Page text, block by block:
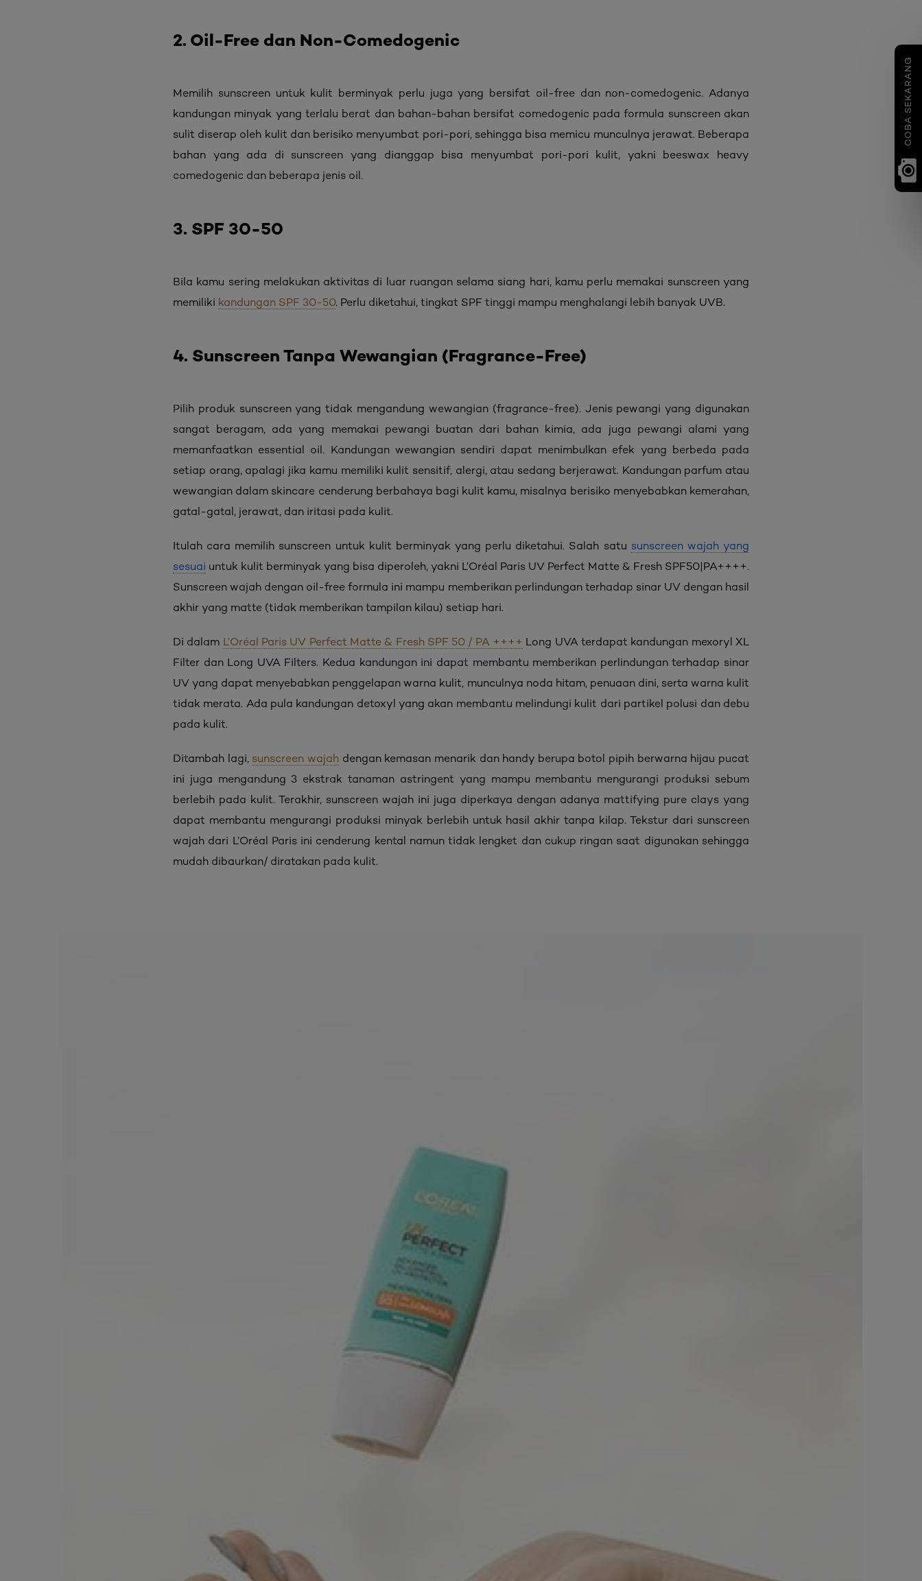
COBA SEKARANG
2. Oil-Free dan Non-Comedogenic
Memilih sunscreen untuk kulit berminyak perlu juga yang bersifat oil-free dan non-comedogenic. Adanya
kandungan minyak yang terlalu berat dan bahan-bahan bersifat comedogenic pada formula sunscreen akan
sulit diserap oleh kulit dan berisiko menyumbat pori-pori, sehingga bisa memicu munculnya jerawat. Beberapa
bahan yang ada di sunscreen yang dianggap bisa menyumbat pori-pori kulit, yakni beeswax heavy
comedogenic dan beberapa jenis oil.
3. SPF 30-50
Bila kamu sering melakukan aktivitas di luar ruangan selama siang hari, kamu perlu memakai sunscreen yang
memiliki kandungan SPF 30-50. Perlu diketahui, tingkat SPF tinggi mampu menghalangi lebih banyak UVB.
4. Sunscreen Tanpa Wewangian (Fragrance-Free)
Pilih produk sunscreen yang tidak mengandung wewangian (fragrance-free). Jenis pewangi yang digunakan
sangat beragam, ada yang memakai pewangi buatan dari bahan kimia, ada juga pewangi alami yang
memanfaatkan essential oil. Kandungan wewangian sendiri dapat menimbulkan efek yang berbeda pada
setiap orang, apalagi jika kamu memiliki kulit sensitif, alergi, atau sedang berjerawat. Kandungan parfum atau
wewangian dalam skincare cenderung berbahaya bagi kulit kamu, misalnya berisiko menyebabkan kemerahan,
gatal-gatal, jerawat, dan iritasi pada kulit.
Itulah cara memilih sunscreen untuk kulit berminyak yang perlu diketahui. Salah satu sunscreen wajah yang
sesuai untuk kulit berminyak yang bisa diperoleh, yakni L’Oréal Paris UV Perfect Matte & Fresh SPF50|PA++++.
Sunscreen wajah dengan oil-free formula ini mampu memberikan perlindungan terhadap sinar UV dengan hasil
akhir yang matte (tidak memberikan tampilan kilau) setiap hari.
Di dalam L’Oréal Paris UV Perfect Matte & Fresh SPF 50 / PA ++++ Long UVA terdapat kandungan mexoryl XL
Filter dan Long UVA Filters. Kedua kandungan ini dapat membantu memberikan perlindungan terhadap sinar
UV yang dapat menyebabkan penggelapan warna kulit, munculnya noda hitam, penuaan dini, serta warna kulit
tidak merata. Ada pula kandungan detoxyl yang akan membantu melindungi kulit dari partikel polusi dan debu
pada kulit.
Ditambah lagi, sunscreen wajahdengan kemasan menarik dan handy berupa botol pipih berwarna hijau pucat
ini juga mengandung 3 ekstrak tanaman astringent yang mampu membantu mengurangi produksi sebum
berlebih pada kulit. Terakhir, sunscreen wajah ini juga diperkaya dengan adanya mattifying pure clays yang
dapat membantu mengurangi produksi minyak berlebih untuk hasil akhir tanpa kilap. Tekstur dari sunscreen
wajah dari L’Oréal Paris ini cenderung kental namun tidak lengket dan cukup ringan saat digunakan sehingga
mudah dibaurkan/ diratakan pada kulit.